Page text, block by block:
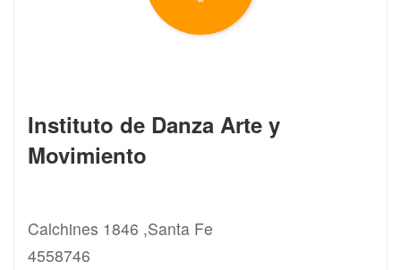
Instituto de Danza Arte y
Movimiento
Calchines 1846 ,Santa Fe
4558746